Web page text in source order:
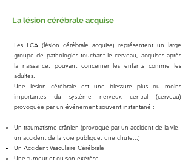
La lésion cérébrale acquise
Les LCA (lésion cérébrale acquise) représentent un large
groupe de pathologies touchant le cerveau, acquises après
la naissance, pouvant concerner les enfants comme les
adultes.
Une lésion cérébrale est une blessure plus ou moins
importantes du système nerveux central (cerveau)
provoquée par un événement souvent instantané :
Un traumatisme crânien (provoqué par un accident de la vie,
un accident de la voie publique, une chute...)
Un Accident Vasculaire Cérébrale
Une tumeur et ou son exérèse